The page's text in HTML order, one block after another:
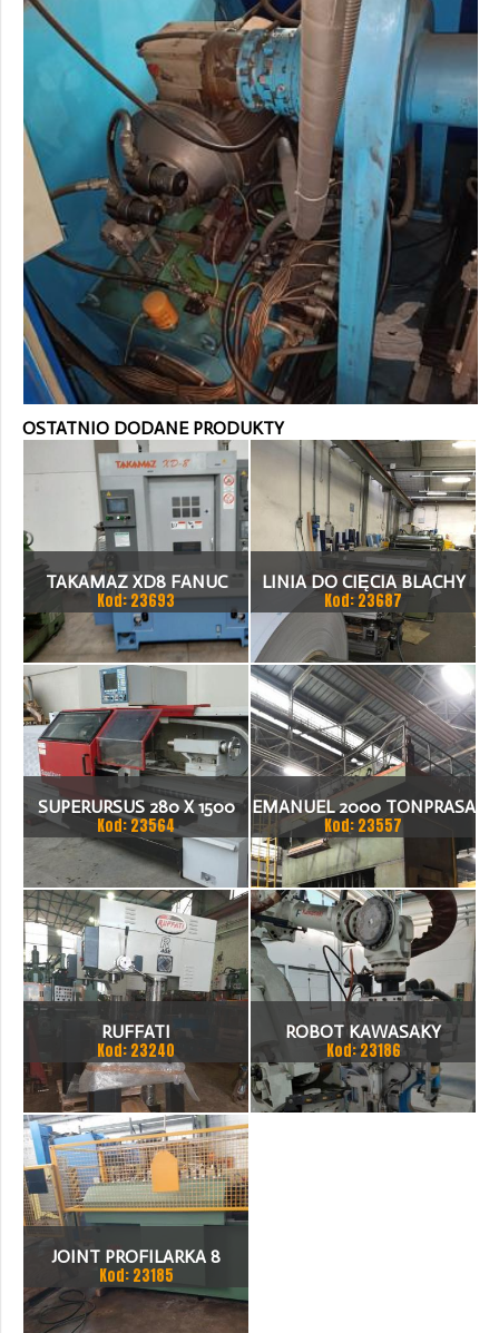
OSTATNIO DODANE PRODUKTY
TAKAMAZ XD8 FANUC
21ITA TOKARKA CNC
Kod: 23693
LINIA DO CIĘCIA BLACHY
1.500 X 1,5 (2,5) MM
Kod: 23687
SUPERURSUS 280 X 1500
TOKARKA
Kod: 23564
EMANUEL 2000 TONPRASA
HYDRAULICZNA 3200 X
2000
Kod: 23557
RUFFATI
Kod: 23240
ROBOT KAWASAKY
Kod: 23186
JOINT PROFILARKA 8
STACJI
Kod: 23185